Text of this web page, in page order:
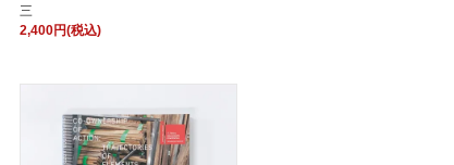
三
2,400円(税込)